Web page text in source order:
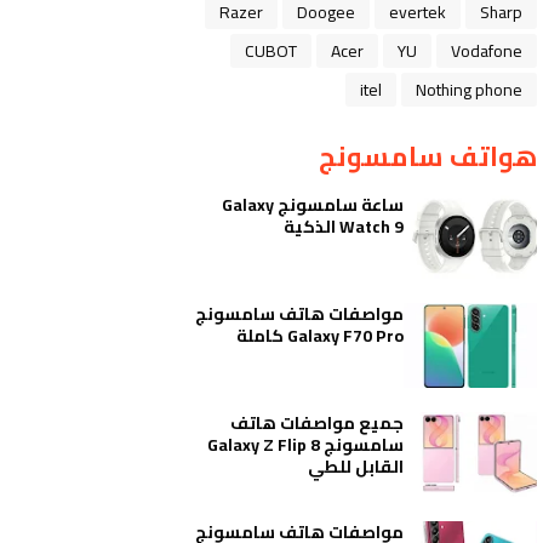
Sharp
evertek
Doogee
Razer
Vodafone
YU
Acer
CUBOT
Nothing phone
itel
هواتف سامسونج
ساعة سامسونج Galaxy
Watch 9 الذكية
مواصفات هاتف سامسونج
Galaxy F70 Pro كاملة
جميع مواصفات هاتف
سامسونج Galaxy Z Flip 8
القابل للطي
مواصفات هاتف سامسونج